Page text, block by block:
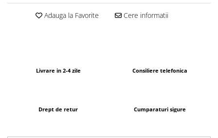
Adauga la Favorite Cere informatii
Livrare in 2-4 zile Consiliere telefonica
Drept de retur Cumparaturi sigure